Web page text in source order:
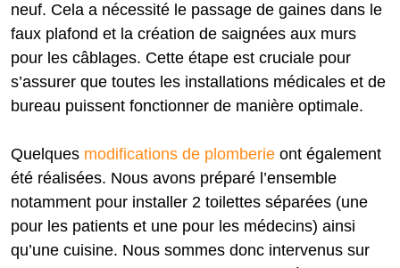
neuf. Cela a nécessité le passage de gaines dans le
faux plafond et la création de saignées aux murs
pour les câblages. Cette étape est cruciale pour
s’assurer que toutes les installations médicales et de
bureau puissent fonctionner de manière optimale.
Quelques modifications de plomberie ont également
été réalisées. Nous avons préparé l’ensemble
notamment pour installer 2 toilettes séparées (une
pour les patients et une pour les médecins) ainsi
qu’une cuisine. Nous sommes donc intervenus sur